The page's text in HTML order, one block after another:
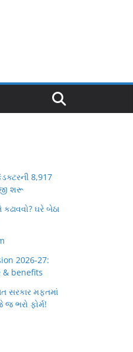
8,917
શરૂ
ઘરે બેઠા
2026-27:
benefits
સરકાર મફતમાં
ભરો ફોર્મ!